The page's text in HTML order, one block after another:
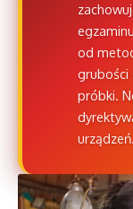
od
grubości
próbki.
urządzeń.